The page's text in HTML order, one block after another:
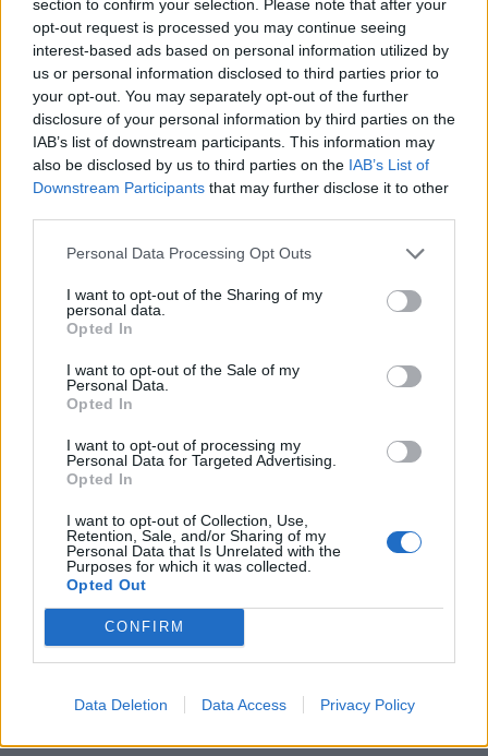
section to confirm your selection. Please note that after your
opt-out request is processed you may continue seeing
interest-based ads based on personal information utilized by
us or personal information disclosed to third parties prior to
your opt-out. You may separately opt-out of the further
disclosure of your personal information by third parties on the
IAB’s list of downstream participants. This information may
also be disclosed by us to third parties on the IAB’s List of
Downstream Participants that may further disclose it to other
Personal Data Processing Opt Outs
I want to opt-out of the Sharing of my
personal data.
Opted In
I want to opt-out of the Sale of my
Personal Data.
Opted In
I want to opt-out of processing my
Personal Data for Targeted Advertising.
Opted In
I want to opt-out of Collection, Use,
Retention, Sale, and/or Sharing of my
Personal Data that Is Unrelated with the
Purposes for which it was collected.
Opted Out
CONFIRM
Data Deletion Data Access Privacy Policy
Τι έδειξε μελέτη που έγινε σε ασθενείς-εθελοντές του
ΟΚΑΝΑ
Διαβάστε περισσότερα
Δημοσιεύθηκε σε Ελλάδα| Taggedαπεξάρτηση,ναρκωτικά,ρόδι
Δείτε επίσης